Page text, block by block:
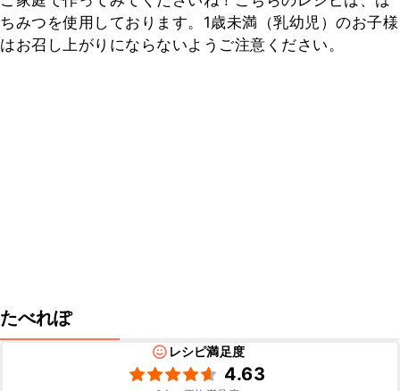
ちみつを使用しております。1歳未満（乳幼児）のお子様
はお召し上がりにならないようご注意ください。
たべれぽ
レシピ満足度
4.63